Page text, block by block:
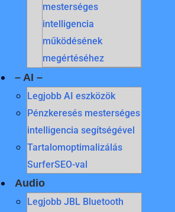
mesterséges
intelligencia
működésének
megértéséhez
– AI –
Legjobb AI eszközök
Pénzkeresés mesterséges
intelligencia segítségével
Tartalomoptimalizálás
SurferSEO-val
Audio
Legjobb JBL Bluetooth